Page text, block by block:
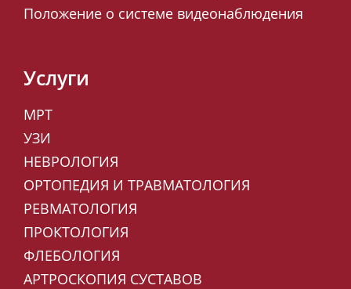
Положение о системе видеонаблюдения
Услуги
МРТ
УЗИ
НЕВРОЛОГИЯ
ОРТОПЕДИЯ И ТРАВМАТОЛОГИЯ
РЕВМАТОЛОГИЯ
ПРОКТОЛОГИЯ
ФЛЕБОЛОГИЯ
АРТРОСКОПИЯ СУСТАВОВ